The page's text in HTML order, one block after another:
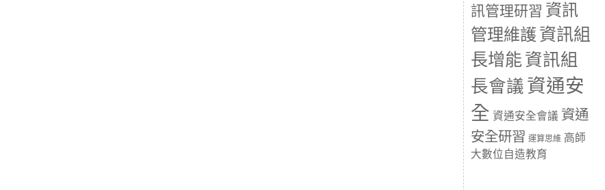
訊管理研習 資訊
管理維護 資訊組
長增能資訊組
長會議 資通安
全 資通安全會議 資通
安全研習 運算思維 高師
大數位自造教育